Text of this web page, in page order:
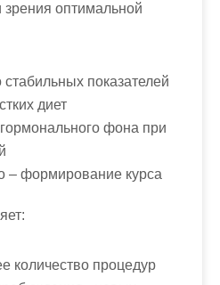
оптимальной
показателей
диет
фона при
– формирование курса
количество процедур